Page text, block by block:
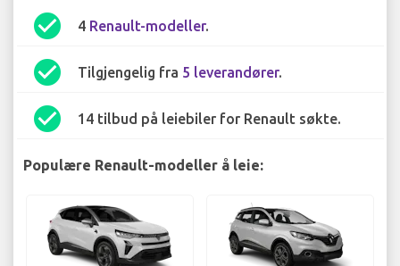
check_circle 4 Renault-modeller.
check_circle Tilgjengelig fra 5 leverandører.
check_circle 14 tilbud på leiebiler for Renault søkte.
Populære Renault-modeller å leie: